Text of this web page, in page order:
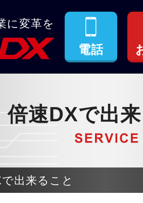
に変革を
電話
倍速DXで出
出来ること